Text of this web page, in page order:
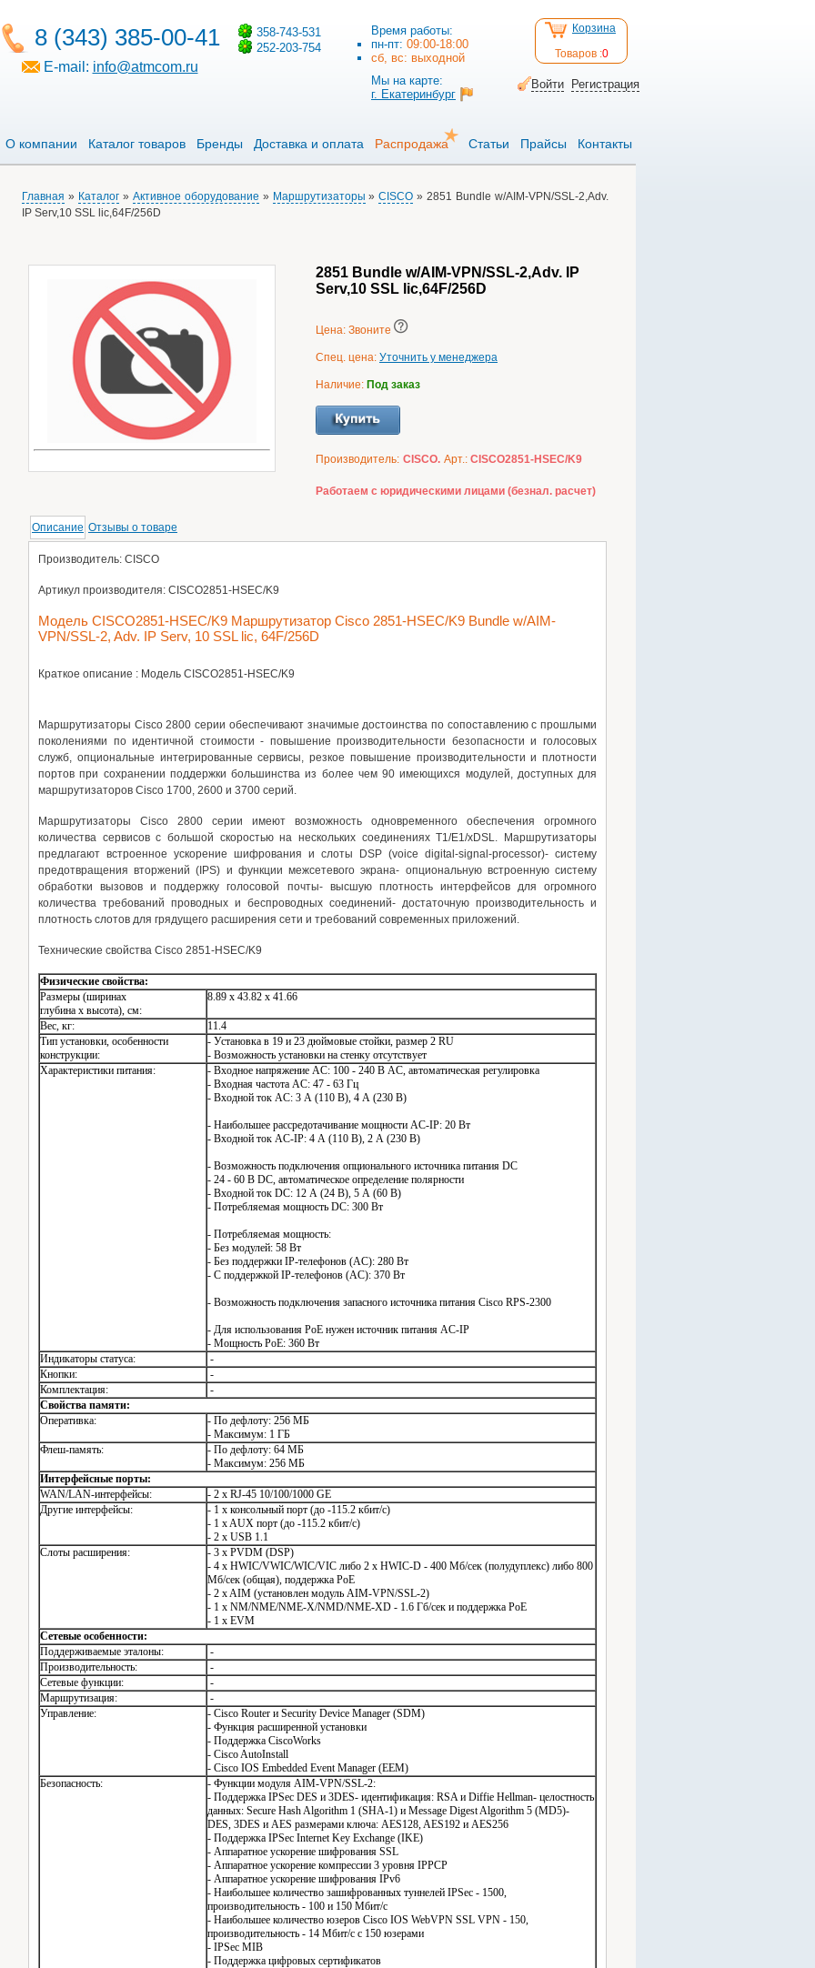
8 (343) 385-00-41
E-mail: info@atmcom.ru
358-743-531
252-203-754
Время работы:
пн-пт: 09:00-18:00
сб, вс: выходной
Мы на карте:
г. Екатеринбург
Корзина
Товаров :0
Войти Регистрация
О компании Каталог товаров Бренды Доставка и оплата Распродажа Статьи Прайсы Контакты
Главная » Каталог» Активное оборудование » Маршрутизаторы »CISCO » 2851 Bundle w/AIM-VPN/SSL-2,Adv.
IP Serv,10 SSL lic,64F/256D
2851 Bundle w/AIM-VPN/SSL-2,Adv. IP
Serv,10 SSL lic,64F/256D
Цена: Звоните
Спец. цена: Уточнить у менеджера
Наличие: Под заказ
Производитель: CISCO. Арт.: CISCO2851-HSEC/K9
Работаем с юридическими лицами (безнал. расчет)
Описание Отзывы о товаре
Производитель: CISCO
Артикул производителя: CISCO2851-HSEC/K9
Модель CISCO2851-HSEC/K9 Маршрутизатор Cisco 2851-HSEC/K9 Bundle w/AIM-
VPN/SSL-2, Adv. IP Serv, 10 SSL lic, 64F/256D
Краткое описание : Модель CISCO2851-HSEC/K9
Маршрутизаторы Cisco 2800 серии обеспечивают значимые достоинства по сопоставлению с прошлыми
поколениями по идентичной стоимости - повышение производительности безопасности и голосовых
служб, опциональные интегрированные сервисы, резкое повышение производительности и плотности
портов при сохранении поддержки большинства из более чем 90 имеющихся модулей, доступных для
маршрутизаторов Cisco 1700, 2600 и 3700 серий.
Маршрутизаторы Cisco 2800 серии имеют возможность одновременного обеспечения огромного
количества сервисов с большой скоростью на нескольких соединениях T1/E1/xDSL. Маршрутизаторы
предлагают встроенное ускорение шифрования и слоты DSP (voice digital-signal-processor)- систему
предотвращения вторжений (IPS) и функции межсетевого экрана- опциональную встроенную систему
обработки вызовов и поддержку голосовой почты- высшую плотность интерфейсов для огромного
количества требований проводных и беспроводных соединений- достаточную производительность и
плотность слотов для грядущего расширения сети и требований современных приложений.
Технические свойства Cisco 2851-HSEC/K9
Физические свойства:
Размеры (ширинаx
глубина x высота), см:
8.89 x 43.82 x 41.66
Вес, кг:
11.4
Тип установки, особенности
конструкции:
- Установка в 19 и 23 дюймовые стойки, размер 2 RU
- Возможность установки на стенку отсутствует
Характеристики питания:
- Входное напряжение AC: 100 - 240 В AC, автоматическая регулировка
- Входная частота AC: 47 - 63 Гц
- Входной ток AC: 3 А (110 В), 4 А (230 В)
- Наибольшее рассредотачивание мощности AC-IP: 20 Вт
- Входной ток AC-IP: 4 А (110 В), 2 А (230 В)
- Возможность подключения опционального источника питания DC
- 24 - 60 В DC, автоматическое определение полярности
- Входной ток DC: 12 А (24 В), 5 А (60 В)
- Потребляемая мощность DC: 300 Вт
- Потребляемая мощность:
- Без модулей: 58 Вт
- Без поддержки IP-телефонов (AC): 280 Вт
- C поддержкой IP-телефонов (AC): 370 Вт
- Возможность подключения запасного источника питания Cisco RPS-2300
- Для использования PoE нужен источник питания AC-IP
- Мощность PoE: 360 Вт
Индикаторы статуса:
-
Кнопки:
-
Комплектация:
-
Свойства памяти:
Оперативка:
- По дефлоту: 256 МБ
- Максимум: 1 ГБ
Флеш-память:
- По дефлоту: 64 МБ
- Максимум: 256 МБ
Интерфейсные порты:
WAN/LAN-интерфейсы:
- 2 x RJ-45 10/100/1000 GE
Другие интерфейсы:
- 1 x консольный порт (до -115.2 кбит/с)
- 1 x AUX порт (до -115.2 кбит/с)
- 2 x USB 1.1
Слоты расширения:
- 3 x PVDM (DSP)
- 4 x HWIC/VWIC/WIC/VIC либо 2 x HWIC-D - 400 Мб/сек (полудуплекс) либо 800
Мб/сек (общая), поддержка PoE
- 2 x AIM (установлен модуль AIM-VPN/SSL-2)
- 1 x NM/NME/NME-X/NMD/NME-XD - 1.6 Гб/сек и поддержка PoE
- 1 x EVM
Сетевые особенности:
Поддерживаемые эталоны:
-
Производительность:
-
Сетевые функции:
-
Маршрутизация:
-
Управление:
- Cisco Router и Security Device Manager (SDM)
- Функция расширенной установки
- Поддержка CiscoWorks
- Cisco AutoInstall
- Cisco IOS Embedded Event Manager (EEM)
Безопасность:
- Функции модуля AIM-VPN/SSL-2:
- Поддержка IPSec DES и 3DES- идентификация: RSA и Diffie Hellman- целостность
данных: Secure Hash Algorithm 1 (SHA-1) и Message Digest Algorithm 5 (MD5)-
DES, 3DES и AES размерами ключа: AES128, AES192 и AES256
- Поддержка IPSec Internet Key Exchange (IKE)
- Аппаратное ускорение шифрования SSL
- Аппаратное ускорение компрессии 3 уровня IPPCP
- Аппаратное ускорение шифрования IPv6
- Наибольшее количество зашифрованных туннелей IPSec - 1500,
производительность - 100 и 150 Мбит/с
- Наибольшее количество юзеров Cisco IOS WebVPN SSL VPN - 150,
производительность - 14 Мбит/с с 150 юзерами
- IPSec MIB
- Поддержка цифровых сертификатов